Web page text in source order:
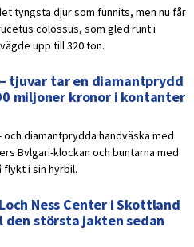
tyngsta djur som funnits, men nu får
colossus, som gled runt i
upp till 320 ton.
tjuvar tar en diamantprydd
miljoner kronor i kontanter
diamantprydda handväska med
Bvlgari-klockan och buntarna med
flykt i sin hyrbil.
Ness Center i Skottland
största jakten sedan